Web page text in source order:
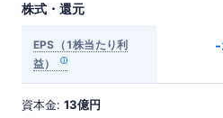
株式・還元
EPS（1株当たり利
益）
資本金: 13億円